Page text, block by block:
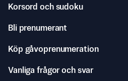
Korsord och sudoku
Bli prenumerant
Köp gåvoprenumeration
Vanliga frågor och svar